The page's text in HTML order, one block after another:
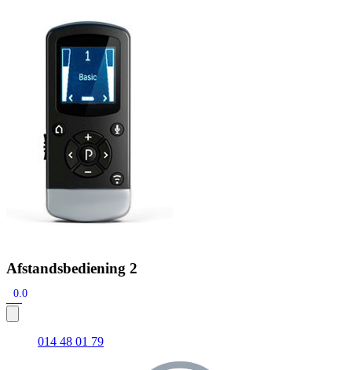
Snel zoeken
Hoorapparaatbatterijen
ReSound Vivia
Oticon IntentSignia Silk
Oticon Intent 1 - Oplaadbaar
De Oticon Intent is het nieuwste hoorapparaat van dit moment.
Afstandsbediening 2
0.0
014 48 01 79